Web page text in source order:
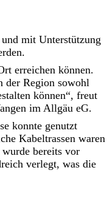
mit Unterstützung
erreichen können.
der Region sowohl
können“, freut
im Allgäu eG.
konnte genutzt
Kabeltrassen waren
bereits vor
verlegt, was die